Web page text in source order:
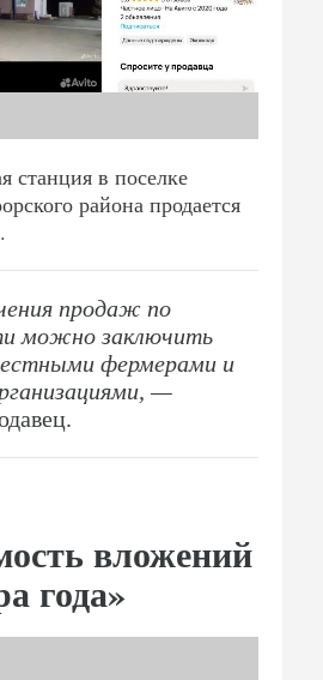
станция в поселке
района продается
.
продаж по
можно заключить
фермерами и
—
вложений
года»